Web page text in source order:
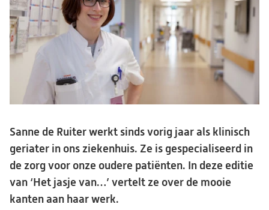
Sanne de Ruiter werkt sinds vorig jaar als klinisch
geriater in ons ziekenhuis. Ze is gespecialiseerd in
de zorg voor onze oudere patiënten. In deze editie
van ‘Het jasje van…’ vertelt ze over de mooie
kanten aan haar werk.